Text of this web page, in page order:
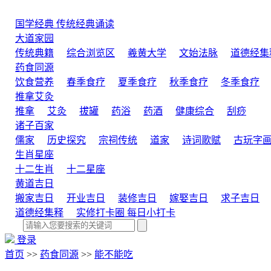
国学经典 传统经典诵读
大道家园
传统典籍
综合浏览区 羲黄大学 文始法脉
道德经集
药食同源
饮食营养
春季食疗 夏季食疗 秋季食疗 冬季食疗
推拿艾灸
推拿
艾灸 拔罐 药浴 药酒 健康综合
刮痧
诸子百家
儒家
历史探究 宗祠传统 道家 诗词歌赋 古玩字画
生肖星座
十二生肖
十二星座
黄道吉日
搬家吉日
开业吉日 装修吉日 嫁娶吉日
求子吉日
道德经集释
实修打卡圈 每日小打卡
登录
首页 >> 药食同源 >> 能不能吃